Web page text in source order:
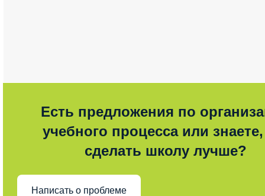
Есть предложения по
учебного процесса или знаете,
сделать школу лучше?
Написать о проблеме